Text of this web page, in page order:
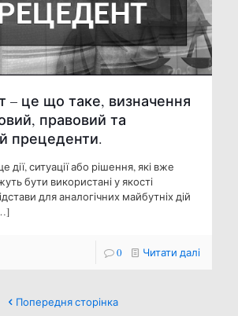
– це що таке, визначення
правовий та
прецеденти.
ситуації або рішення, які вже
бути використані у якості
для аналогічних майбутніх дій
0 Читати далі
Попередня сторінка